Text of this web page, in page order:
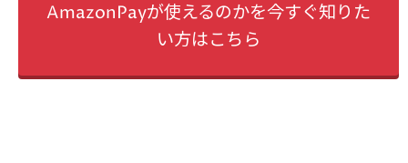
AmazonPayが使えるのかを今すぐ知りた
い方はこちら